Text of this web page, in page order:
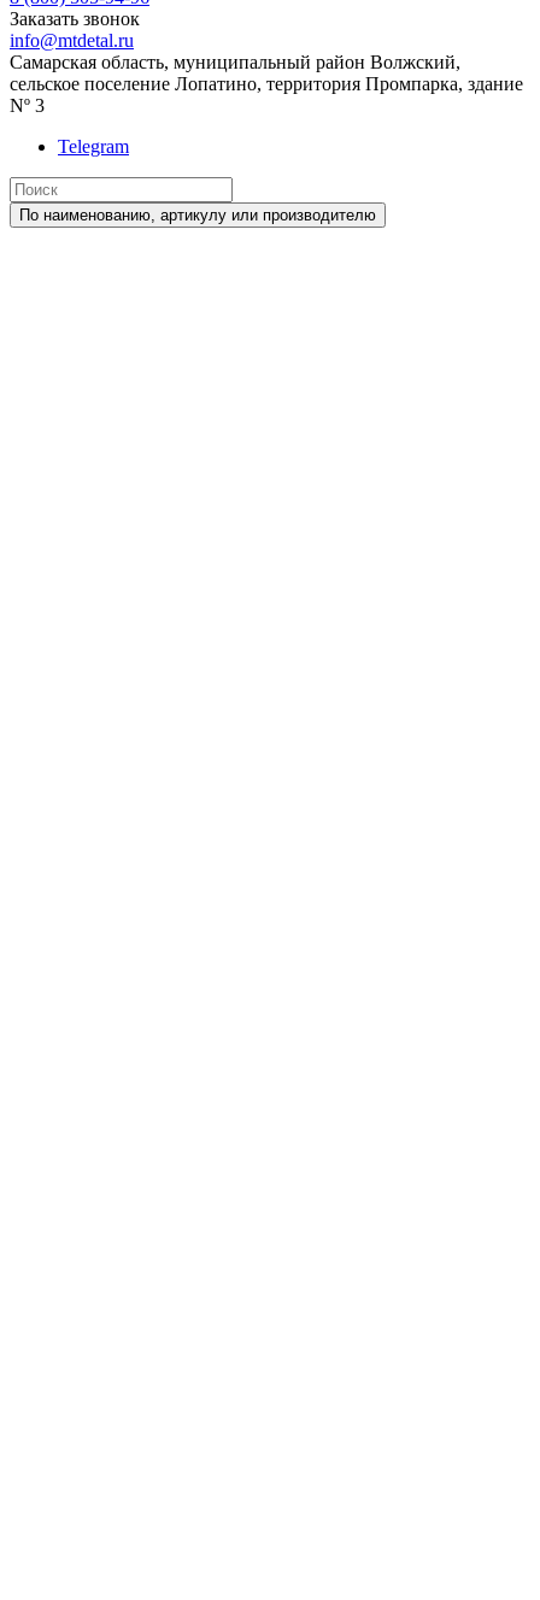
Заказать звонок
info@mtdetal.ru
Самарская область, муниципальный район Волжский,
сельское поселение Лопатино, территория Промпарка, здание
Nº 3
Telegram
По наименованию, артикулу или производителю